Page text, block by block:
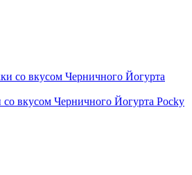
вкусом Черничного Йогурта Pocky